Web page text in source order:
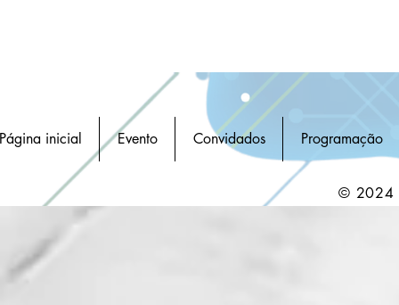
inicial Evento Convidados Programação
© 2024